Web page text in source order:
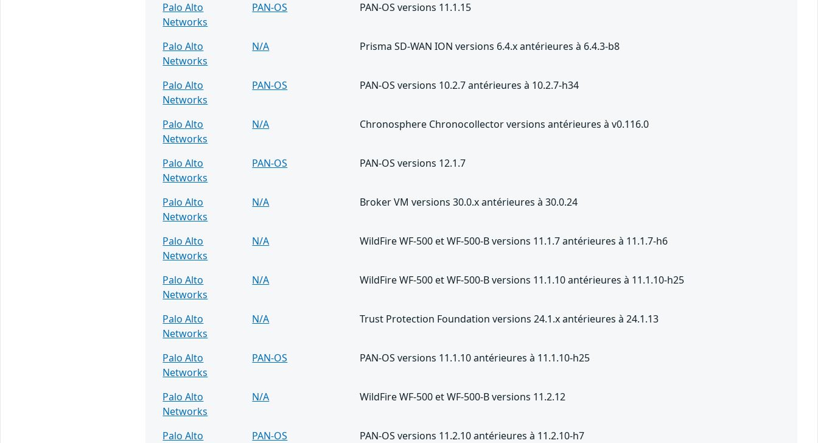
Palo Alto
Networks
PAN-OS PAN-OS versions 11.1.15
Palo Alto
Networks
N/A Prisma SD-WAN ION versions 6.4.x antérieures à 6.4.3-b8
Palo Alto
Networks
PAN-OS PAN-OS versions 10.2.7 antérieures à 10.2.7-h34
Palo Alto
Networks
N/A Chronosphere Chronocollector versions antérieures à v0.116.0
Palo Alto
Networks
PAN-OS PAN-OS versions 12.1.7
Palo Alto
Networks
N/A Broker VM versions 30.0.x antérieures à 30.0.24
Palo Alto
Networks
N/A WildFire WF-500 et WF-500-B versions 11.1.7 antérieures à 11.1.7-h6
Palo Alto
Networks
N/A WildFire WF-500 et WF-500-B versions 11.1.10 antérieures à 11.1.10-h25
Palo Alto
Networks
N/A Trust Protection Foundation versions 24.1.x antérieures à 24.1.13
Palo Alto
Networks
PAN-OS PAN-OS versions 11.1.10 antérieures à 11.1.10-h25
Palo Alto
Networks
N/A WildFire WF-500 et WF-500-B versions 11.2.12
Palo Alto
PAN-OS PAN-OS versions 11.2.10 antérieures à 11.2.10-h7